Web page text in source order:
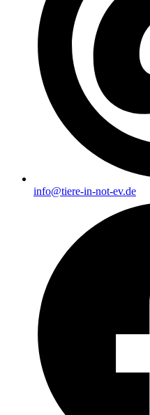
info@tiere-in-not-ev.de